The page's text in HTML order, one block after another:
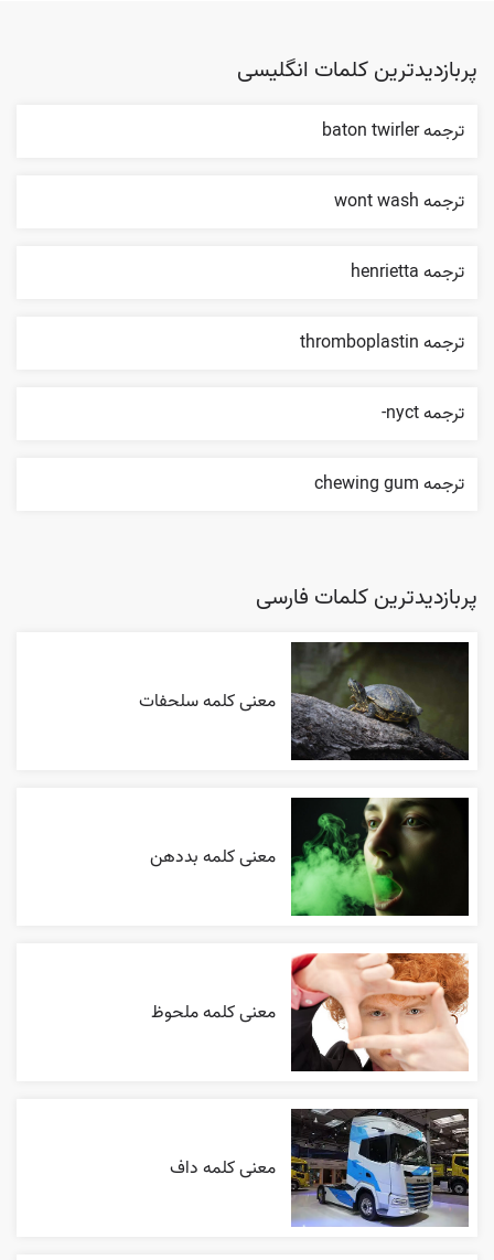
پربازدیدترین کلمات انگلیسی
ترجمه baton twirler
ترجمه wont wash
ترجمه henrietta
ترجمه thromboplastin
ترجمه nyct-
ترجمه chewing gum
پربازدیدترین کلمات فارسی
معنی کلمه سلحفات
معنی کلمه بددهن
معنی کلمه ملحوظ
معنی کلمه داف